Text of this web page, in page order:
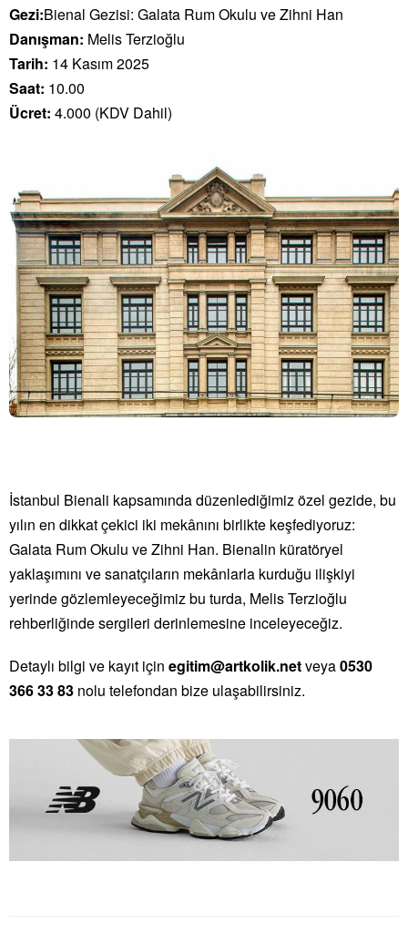
Gezi:Bienal Gezisi: Galata Rum Okulu ve Zihni Han
Danışman: Melis Terzioğlu
Tarih: 14 Kasım 2025
Saat: 10.00
Ücret: 4.000 (KDV Dahil)
İstanbul Bienali kapsamında düzenlediğimiz özel gezide, bu
yılın en dikkat çekici iki mekânını birlikte keşfediyoruz:
Galata Rum Okulu ve Zihni Han. Bienalin küratöryel
yaklaşımını ve sanatçıların mekânlarla kurduğu ilişkiyi
yerinde gözlemleyeceğimiz bu turda, Melis Terzioğlu
rehberliğinde sergileri derinlemesine inceleyeceğiz.
Detaylı bilgi ve kayıt için egitim@artkolik.netveya0530
366 33 83 nolu telefondan bize ulaşabilirsiniz.